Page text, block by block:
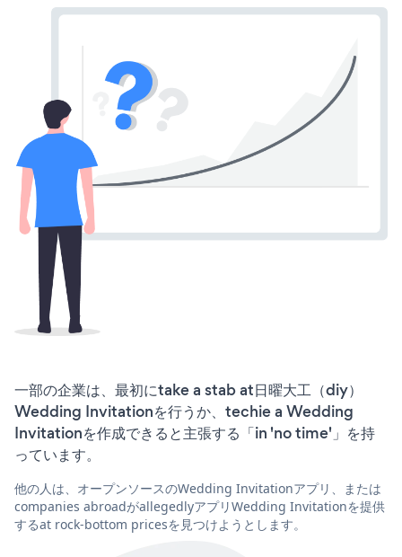
一部の企業は、最初にtake a stab at日曜大工（diy）
Wedding Invitationを行うか、techie a Wedding
Invitationを作成できると主張する「in 'no time'」を持
っています。
他の人は、オープンソースのWedding Invitationアプリ、または
companies abroadがallegedlyアプリWedding Invitationを提供
するat rock-bottom pricesを見つけようとします。